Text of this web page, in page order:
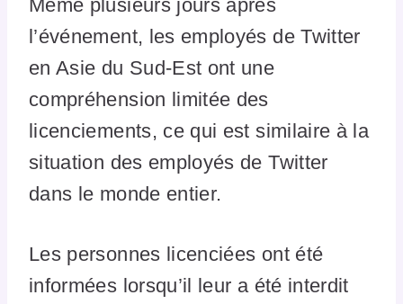
Même plusieurs jours après
l’événement, les employés de Twitter
en Asie du Sud-Est ont une
compréhension limitée des
licenciements, ce qui est similaire à la
situation des employés de Twitter
dans le monde entier.
Les personnes licenciées ont été
informées lorsqu’il leur a été interdit